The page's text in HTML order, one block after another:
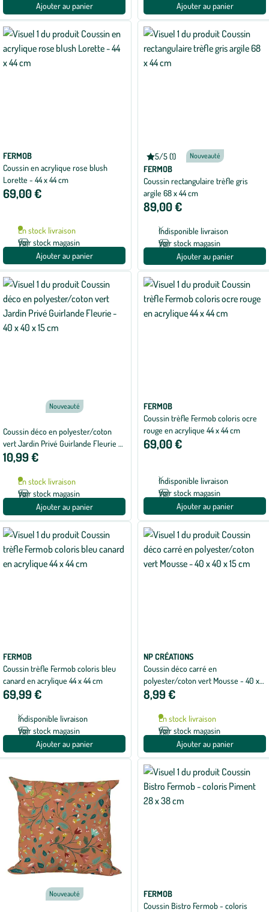
Ajouter au panier
Ajouter au panier
FERMOB
Coussin en acrylique rose blush
Lorette - 44 x 44 cm
69,00 €
En stock livraison
Voir stock magasin
Ajouter au panier
5/5 (1)
Note
moyenne
de
5
sur
5
avec
Nouveauté
FERMOB
Coussin rectangulaire trèfle gris
argile 68 x 44 cm
89,00 €
Indisponible livraison
Voir stock magasin
Ajouter au panier
Nouveauté
Coussin déco en polyester/coton
vert Jardin Privé Guirlande Fleurie -
40 x 40 x 15 cm
10,99 €
En stock livraison
Voir stock magasin
Ajouter au panier
FERMOB
Coussin trèfle Fermob coloris ocre
rouge en acrylique 44 x 44 cm
69,00 €
Indisponible livraison
Voir stock magasin
Ajouter au panier
FERMOB
Coussin trèfle Fermob coloris bleu
canard en acrylique 44 x 44 cm
69,99 €
Indisponible livraison
Voir stock magasin
Ajouter au panier
NP CRÉATIONS
Coussin déco carré en
polyester/coton vert Mousse - 40 x
40 x 15 cm
8,99 €
En stock livraison
Voir stock magasin
Ajouter au panier
Nouveauté
FERMOB
Coussin Bistro Fermob - coloris